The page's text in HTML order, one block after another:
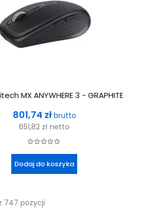
MX ANYWHERE 3 - GRAPHITE
Cena
801,74 zł brutto
651,82 zł netto
Dodaj do koszyka
747 pozycji